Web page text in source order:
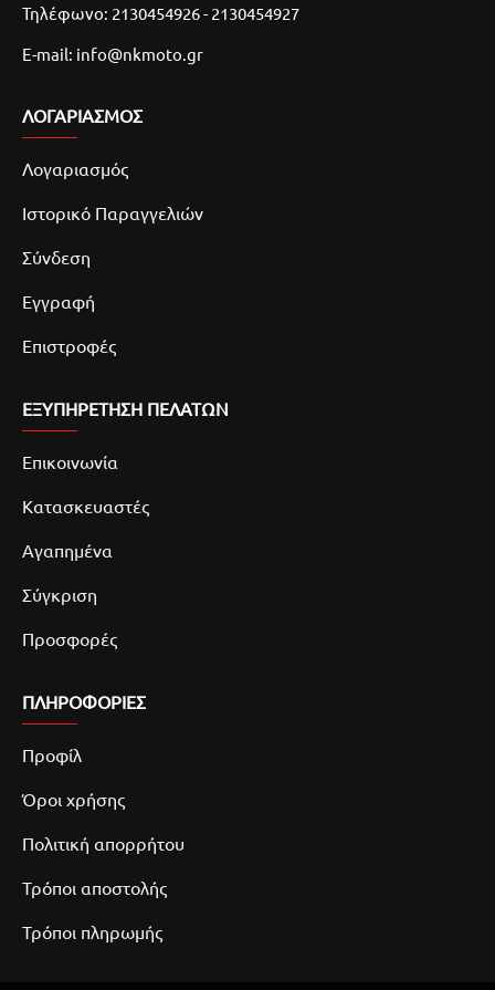
Τηλέφωνο: 2130454926 - 2130454927
E-mail: info@nkmoto.gr
ΛΟΓΑΡΙΑΣΜΌΣ
Λογαριασμός
Ιστορικό Παραγγελιών
Σύνδεση
Εγγραφή
Επιστροφές
ΕΞΥΠΗΡΕΤΗΣΗ ΠΕΛΑΤΩΝ
Επικοινωνία
Κατασκευαστές
Αγαπημένα
Σύγκριση
Προσφορές
ΠΛΗΡΟΦΟΡΙΕΣ
Προφίλ
Όροι χρήσης
Πολιτική απορρήτου
Τρόποι αποστολής
Τρόποι πληρωμής